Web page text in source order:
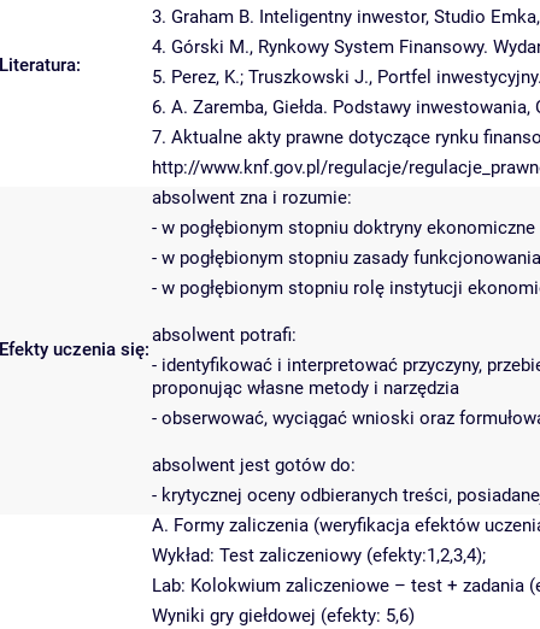
Literatura:
3. Graham B. Inteligentny inwestor, Studio
4. Górski M., Rynkowy System Finansowy.
5. Perez, K.; Truszkowski J., Portfel
6. A. Zaremba, Giełda. Podstawy inwestowania,
7. Aktualne akty prawne dotyczące rynku
http://www.knf.gov.pl/regulacje/
Efekty uczenia się:
absolwent zna i rozumie:
- w pogłębionym stopniu doktryny
- w pogłębionym stopniu zasady
- w pogłębionym stopniu rolę instytucji
absolwent potrafi:
- identyfikować i interpretować przyczyny,
proponując własne metody i narzędzia
- obserwować, wyciągać wnioski oraz
absolwent jest gotów do:
- krytycznej oceny odbieranych treści,
A. Formy zaliczenia (weryfikacja efektów
Wykład: Test zaliczeniowy (efekty:1,2,3,4);
Lab: Kolokwium zaliczeniowe – test + zadania
Wyniki gry giełdowej (efekty: 5,6)